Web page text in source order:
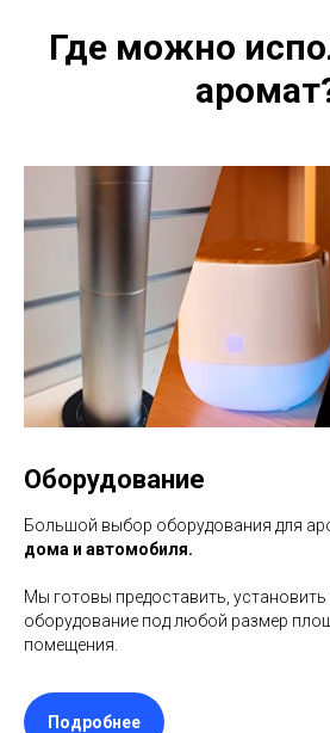
Где можно
Оборудование
Большой выбор оборудования для
дома и автомобиля.
Мы готовы предоставить, установить
оборудование под любой размер
помещения.
Подробнее